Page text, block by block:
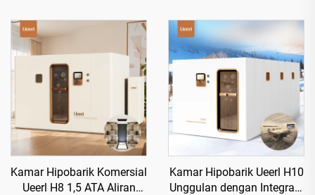
Kamar Hipobarik Komersial
Ueerl H8 1,5 ATA Aliran
Kamar Hipobarik Ueerl H10
Unggulan dengan Integrasi